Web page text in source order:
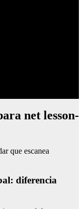
net lesson-
que escanea
diferencia